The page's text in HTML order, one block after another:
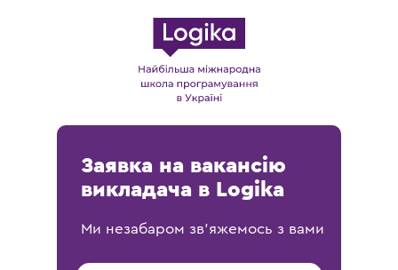
Заявка на вакансію
викладача в Logika
Ми незабаром зв'яжемось з вами